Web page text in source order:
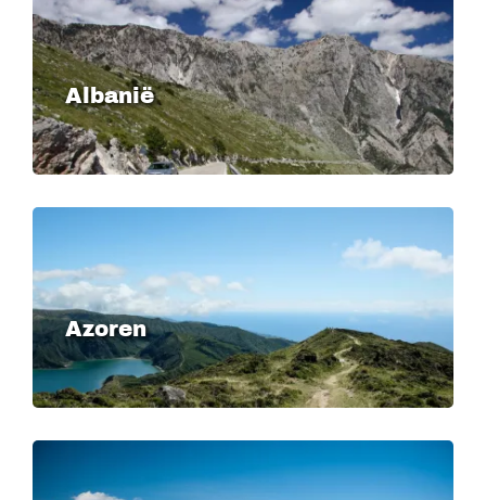
Albanië
Image
Azoren
Image